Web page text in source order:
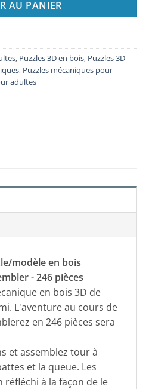
AU PANIER
, Puzzles 3D en bois, Puzzles 3D
, Puzzles mécaniques pour
adultes
modèle en bois
- 246 pièces
en bois 3D de
L'aventure au cours de
en 246 pièces sera
et assemblez tour à
et la queue. Les
à la façon de le